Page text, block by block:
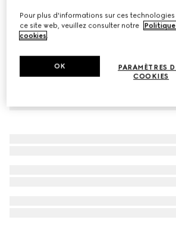
Pour plus d'informations sur ces
ce site web, veuillez consulter notre
cookies.
PARAMÈTRES
COOKIES
OK